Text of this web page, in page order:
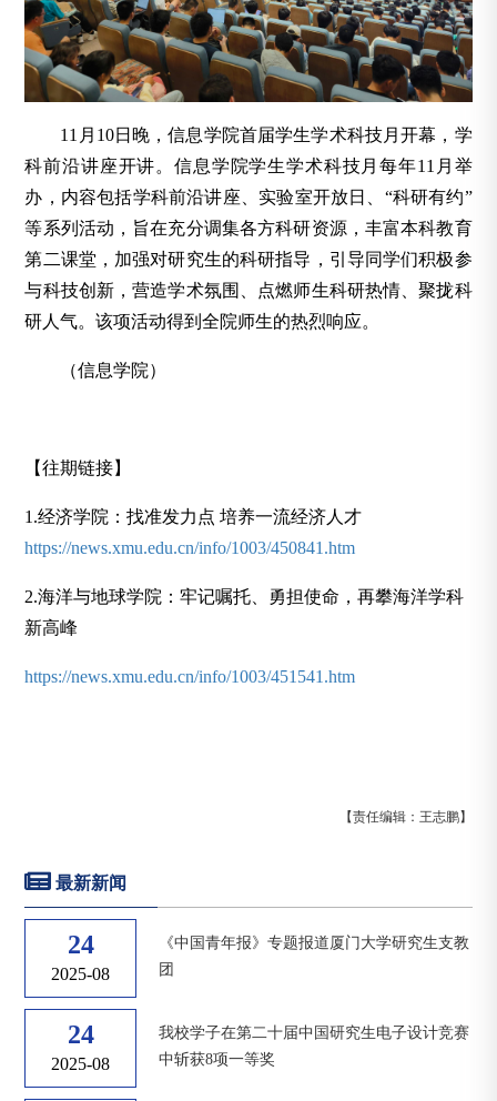
11月10日晚，信息学院首届学生学术科技月开幕，学
科前沿讲座开讲。信息学院学生学术科技月每年11月举
办，内容包括学科前沿讲座、实验室开放日、“科研有约”
等系列活动，旨在充分调集各方科研资源，丰富本科教育
第二课堂，加强对研究生的科研指导，引导同学们积极参
与科技创新，营造学术氛围、点燃师生科研热情、聚拢科
研人气。该项活动得到全院师生的热烈响应。
（信息学院）
【往期链接】
1.经济学院：找准发力点 培养一流经济人才
https://news.xmu.edu.cn/info/1003/450841.htm
2.海洋与地球学院：牢记嘱托、勇担使命，再攀海洋学科
新高峰
https://news.xmu.edu.cn/info/1003/451541.htm
【责任编辑：王志鹏】
最新新闻
24
2025-08
《中国青年报》专题报道厦门大学研究生支教
团
24
2025-08
我校学子在第二十届中国研究生电子设计竞赛
中斩获8项一等奖